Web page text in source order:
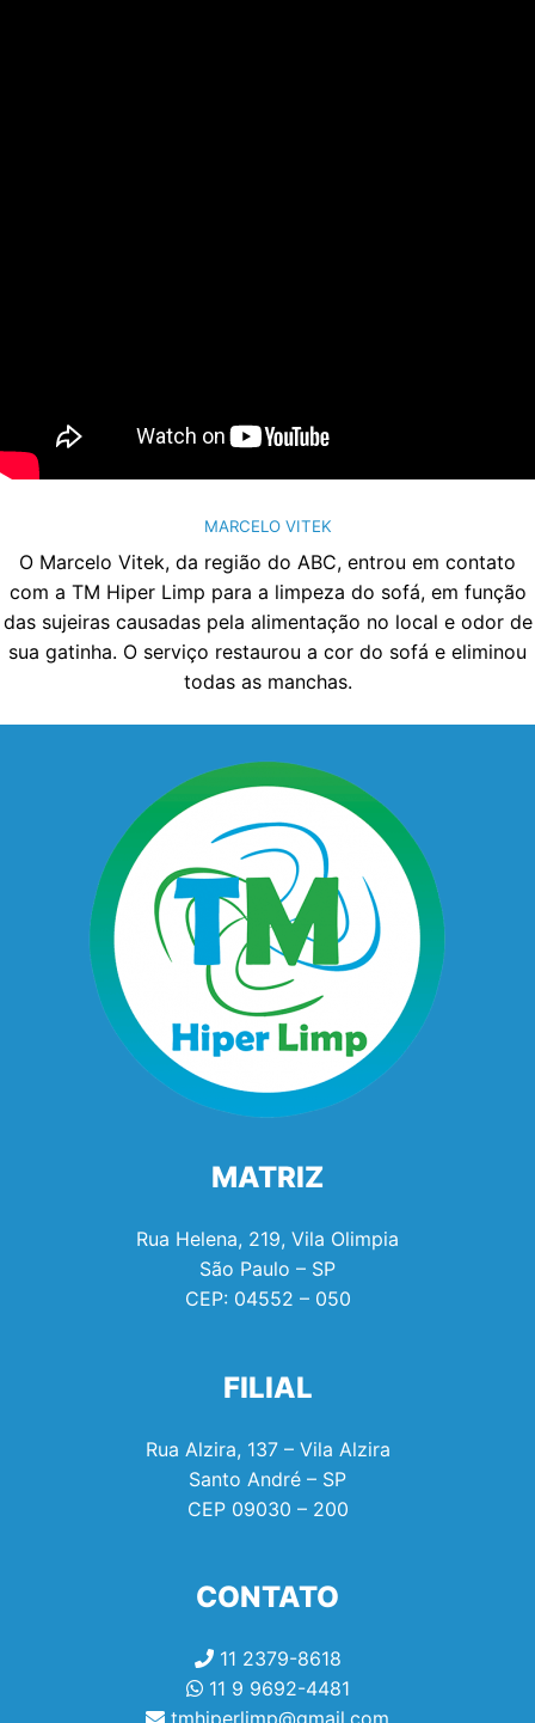
MARCELO VITEK
O Marcelo Vitek, da região do ABC, entrou em contato
com a TM Hiper Limp para a limpeza do sofá, em função
das sujeiras causadas pela alimentação no local e odor de
sua gatinha. O serviço restaurou a cor do sofá e eliminou
todas as manchas.
MATRIZ
Rua Helena, 219, Vila Olimpia
São Paulo – SP
CEP: 04552 – 050
FILIAL
Rua Alzira, 137 – Vila Alzira
Santo André – SP
CEP 09030 – 200
CONTATO
11 2379-8618
11 9 9692-4481